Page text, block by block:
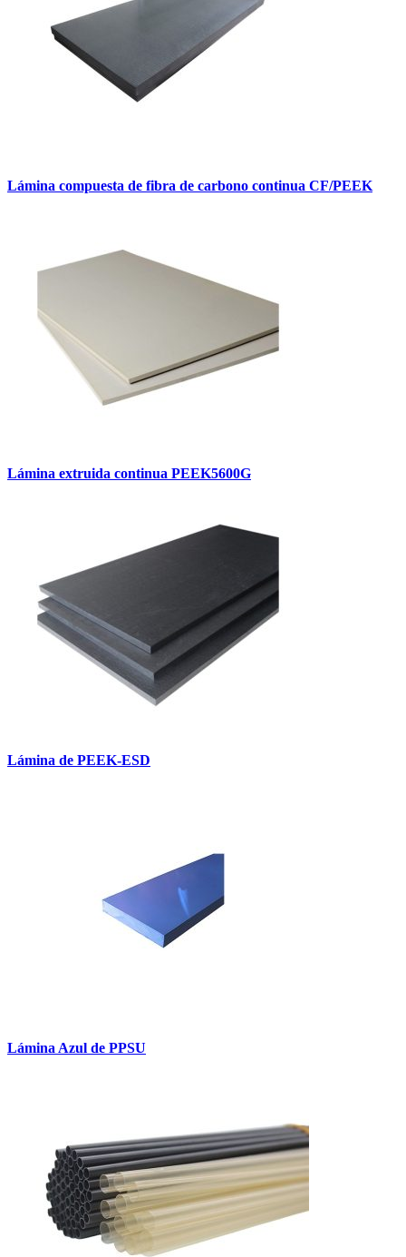
Lámina compuesta de fibra de carbono continua CF/PEEK
Lámina extruida continua PEEK5600G
Lámina de PEEK-ESD
Lámina Azul de PPSU